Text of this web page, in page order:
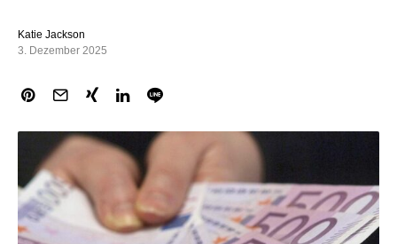
Katie Jackson
3. Dezember 2025